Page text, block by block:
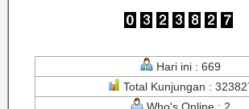
Hari ini : 669
Total Kunjungan :
Who's Online : 2